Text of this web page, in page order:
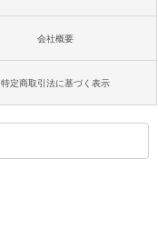
会社概要
特定商取引法に基づく表示